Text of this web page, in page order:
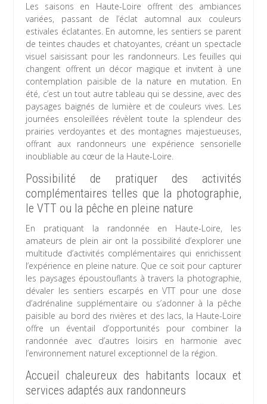
Les saisons en Haute-Loire offrent des ambiances
variées, passant de l’éclat automnal aux couleurs
estivales éclatantes. En automne, les sentiers se parent
de teintes chaudes et chatoyantes, créant un spectacle
visuel saisissant pour les randonneurs. Les feuilles qui
changent offrent un décor magique et invitent à une
contemplation paisible de la nature en mutation. En
été, c’est un tout autre tableau qui se dessine, avec des
paysages baignés de lumière et de couleurs vives. Les
journées ensoleillées révèlent toute la splendeur des
prairies verdoyantes et des montagnes majestueuses,
offrant aux randonneurs une expérience sensorielle
inoubliable au cœur de la Haute-Loire.
Possibilité de pratiquer des activités
complémentaires telles que la photographie,
le VTT ou la pêche en pleine nature
En pratiquant la randonnée en Haute-Loire, les
amateurs de plein air ont la possibilité d’explorer une
multitude d’activités complémentaires qui enrichissent
l’expérience en pleine nature. Que ce soit pour capturer
les paysages époustouflants à travers la photographie,
dévaler les sentiers escarpés en VTT pour une dose
d’adrénaline supplémentaire ou s’adonner à la pêche
paisible au bord des rivières et des lacs, la Haute-Loire
offre un éventail d’opportunités pour combiner la
randonnée avec d’autres loisirs en harmonie avec
l’environnement naturel exceptionnel de la région.
Accueil chaleureux des habitants locaux et
services adaptés aux randonneurs